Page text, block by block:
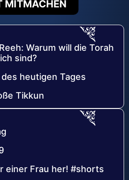
MITMACHEN
Warum will die Torah
sind?
des heutigen Tages
Tikkun
einer Frau her! #shorts